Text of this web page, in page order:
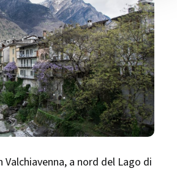
Valchiavenna, a nord del Lago di